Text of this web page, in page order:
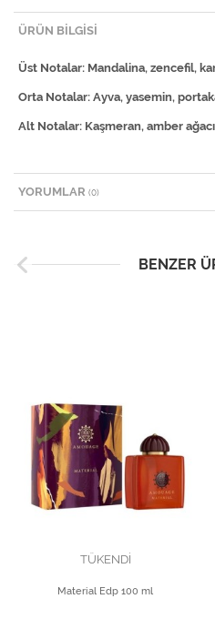
ÜRÜN BILGISI
Üst Notalar: Mandalina, zencefil,
Orta Notalar: Ayva, yasemin,
Alt Notalar: Kaşmeran, amber
YORUMLAR (0)
BENZER
TÜKENDİ
Material Edp 100 ml